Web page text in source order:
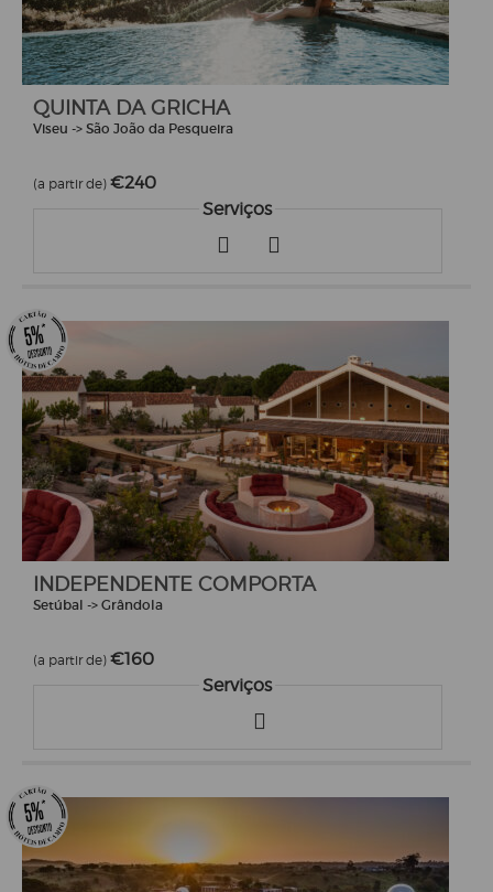
QUINTA DA GRICHA
Viseu -> São João da Pesqueira
(a partir de) €240
Serviços
INDEPENDENTE COMPORTA
Setúbal -> Grândola
(a partir de) €160
Serviços